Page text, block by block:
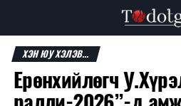
ХЭН ЮУ ХЭЛЭВ...
Ерөнхийлөгч